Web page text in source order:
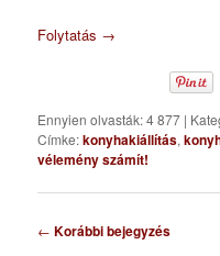
Folytatás →
Ennyien olvasták: 4 877 |
Címke:konyhakiállítás,
vélemény számít!
Bejegyzés
← Korábbi bejegyzés